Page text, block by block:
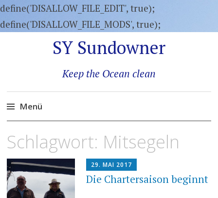
define('DISALLOW_FILE_EDIT', true);
define('DISALLOW_FILE_MODS', true);
SY Sundowner
Keep the Ocean clean
Menü
Inhalt
Schlagwort: Mitsegeln
29. MAI 2017
Die Chartersaison beginnt